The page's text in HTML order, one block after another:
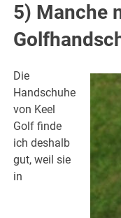
5) Manche
Die
Handschuhe
von Keel
Golf finde
ich deshalb
gut, weil sie
in